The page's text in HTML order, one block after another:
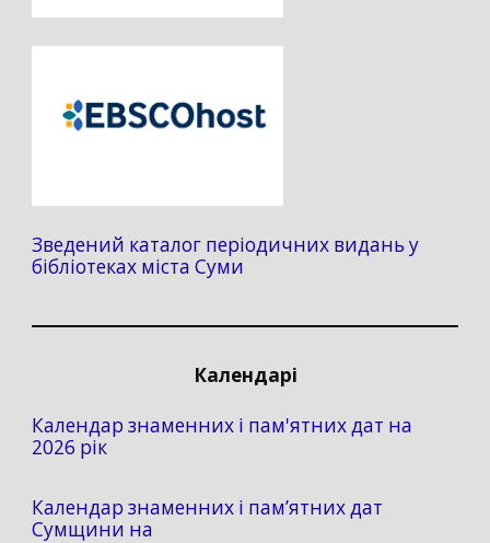
Зведений каталог періодичних видань у
бібліотеках міста Суми
Календарі
Календар знаменних і пам'ятних дат на
2026 рік
Календар знаменних і пам’ятних дат
Сумщини на